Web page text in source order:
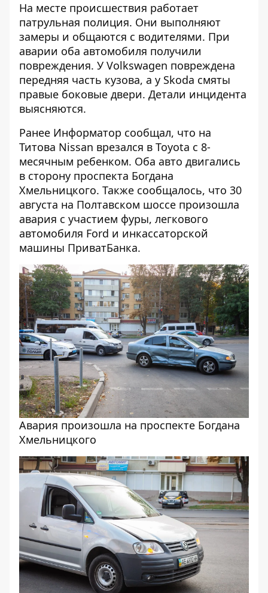
На месте происшествия работает
патрульная полиция. Они выполняют
замеры и общаются с водителями. При
аварии оба автомобиля получили
повреждения. У Volkswagen повреждена
передняя часть кузова, а у Skoda смяты
правые боковые двери. Детали инцидента
выясняются.
Ранее Информатор сообщал, что на
Титова Nissan врезался в Toyota с 8-
месячным ребенком. Оба авто двигались
в сторону проспекта Богдана
Хмельницкого. Также сообщалось, что 30
августа на Полтавском шоссе произошла
авария с участием фуры, легкового
автомобиля Ford и инкассаторской
машины ПриватБанка.
Авария произошла на проспекте Богдана
Хмельницкого